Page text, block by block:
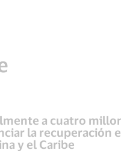
a cuatro
la recuperación
y el Caribe